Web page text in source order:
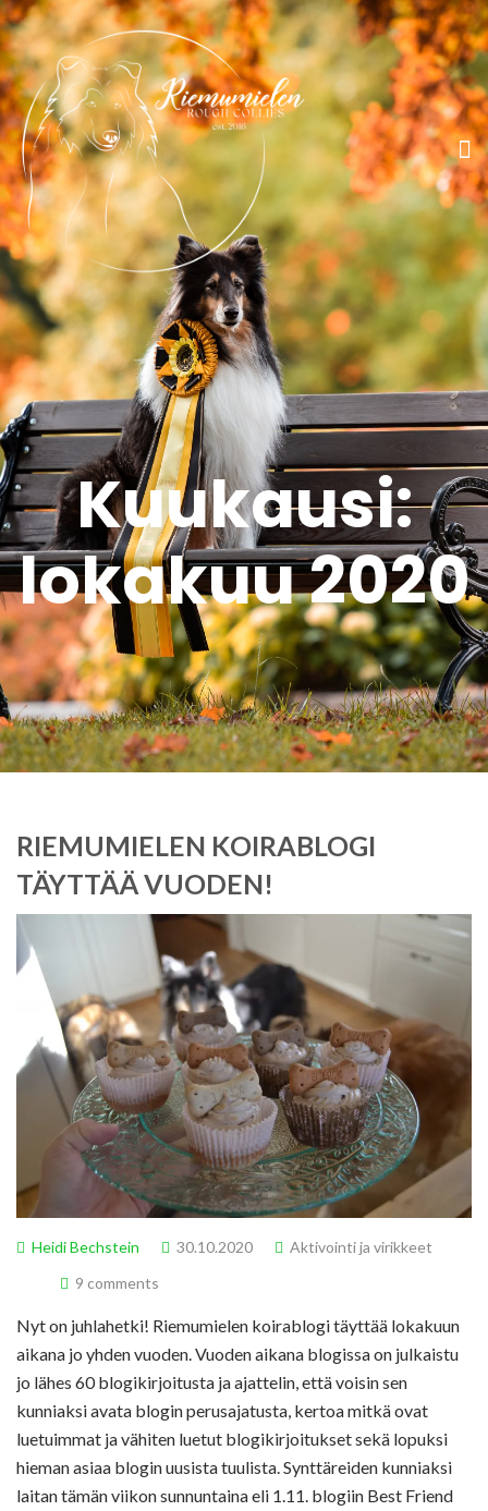
Kuukausi:
lokakuu 2020
RIEMUMIELEN KOIRABLOGI
TÄYTTÄÄ VUODEN!
Heidi Bechstein 30.10.2020
Aktivointi ja virikkeet
9 comments
Nyt on juhlahetki! Riemumielen koirablogi täyttää lokakuun
aikana jo yhden vuoden. Vuoden aikana blogissa on julkaistu
jo lähes 60 blogikirjoitusta ja ajattelin, että voisin sen
kunniaksi avata blogin perusajatusta, kertoa mitkä ovat
luetuimmat ja vähiten luetut blogikirjoitukset sekä lopuksi
hieman asiaa blogin uusista tuulista. Synttäreiden kunniaksi
laitan tämän viikon sunnuntaina eli 1.11. blogiin Best Friend